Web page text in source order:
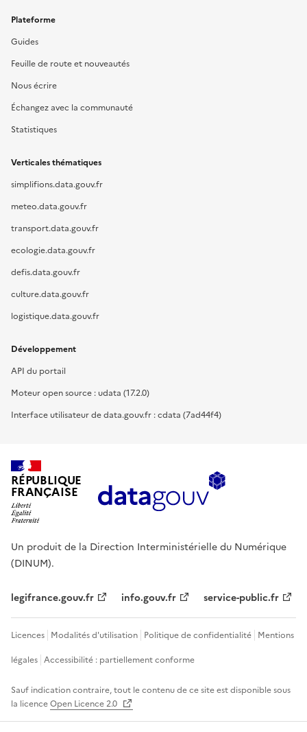
Plateforme
Guides
Feuille de route et nouveautés
Nous écrire
Échangez avec la communauté
Statistiques
Verticales thématiques
simplifions.data.gouv.fr
meteo.data.gouv.fr
transport.data.gouv.fr
ecologie.data.gouv.fr
defis.data.gouv.fr
culture.data.gouv.fr
logistique.data.gouv.fr
Développement
API du portail
Moteur open source : udata (17.2.0)
Interface utilisateur de data.gouv.fr : cdata (7ad44f4)
RÉPUBLIQUE
FRANÇAISE
Un produit de la Direction Interministérielle du Numérique
(DINUM).
legifrance.gouv.fr info.gouv.fr service-public.fr
Licences Modalités d'utilisation Politique de confidentialité Mentions
légales Accessibilité : partiellement conforme
Sauf indication contraire, tout le contenu de ce site est disponible sous
la licenceOpen Licence 2.0